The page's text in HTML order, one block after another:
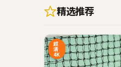
精选推荐
超
清
4K